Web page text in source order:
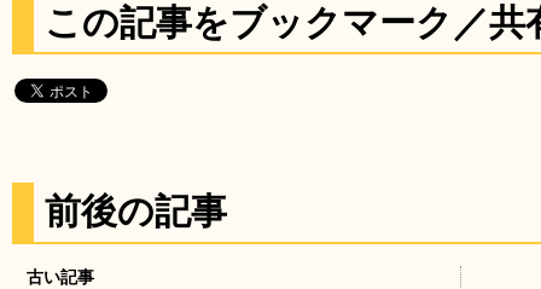
この記事をブックマーク／共
前後の記事
古い記事